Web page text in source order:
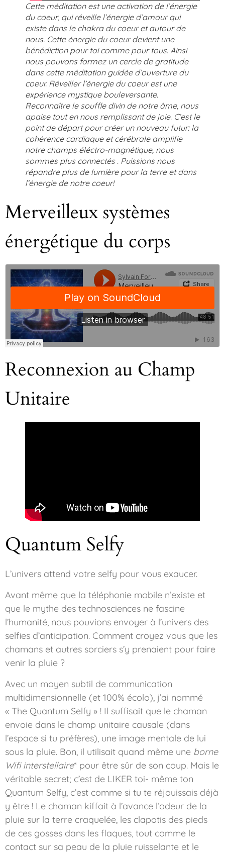
Cette méditation est une activation de l’énergie
du coeur, qui réveille l’énergie d’amour qui
existe dans le chakra du coeur et autour de
nous. Cette énergie du coeur devient une
bénédiction pour toi comme pour tous. Ainsi
nous pouvons formez un cercle de gratitude
dans cette méditation guidée d’ouverture du
coeur. Réveiller l’énergie du coeur est une
expérience mystique bouleversante.
Reconnaître le souffle divin de notre âme, nous
apaise tout en nous remplissant de joie. C’est le
point de départ pour créer un nouveau futur: la
cohérence cardiaque et cérébrale amplifie
notre champs éléctro-magnétique, nous
sommes plus connectés . Puissions nous
répandre plus de lumière pour la terre et dans
l’énergie de notre coeur!
Merveilleux systèmes
énergétique du corps
Reconnexion au Champ
Unitaire
Quantum Selfy
L’univers attend votre selfy pour vous exaucer.
Avant même que la téléphonie mobile n’existe et
que le mythe des technosciences ne fascine
l’humanité, nous pouvions envoyer à l’univers des
selfies d’anticipation. Comment croyez vous que les
chamans et autres sorciers s’y prenaient pour faire
venir la pluie ?
Avec un moyen subtil de communication
multidimensionnelle (et 100% écolo), j’ai nommé
« The Quantum Selfy » ! Il suffisait que le chaman
envoie dans le champ unitaire causale (dans
l’espace si tu préfères), une image mentale de lui
sous la pluie. Bon, il utilisait quand même une borne
Wifi interstellaire* pour être sûr de son coup. Mais le
véritable secret; c’est de LIKER toi- même ton
Quantum Selfy, c’est comme si tu te réjouissais déjà
y être ! Le chaman kiffait à l’avance l’odeur de la
pluie sur la terre craquelée, les clapotis des pieds
de ces gosses dans les flaques, tout comme le
contact sur sa peau de la pluie ruisselante et le